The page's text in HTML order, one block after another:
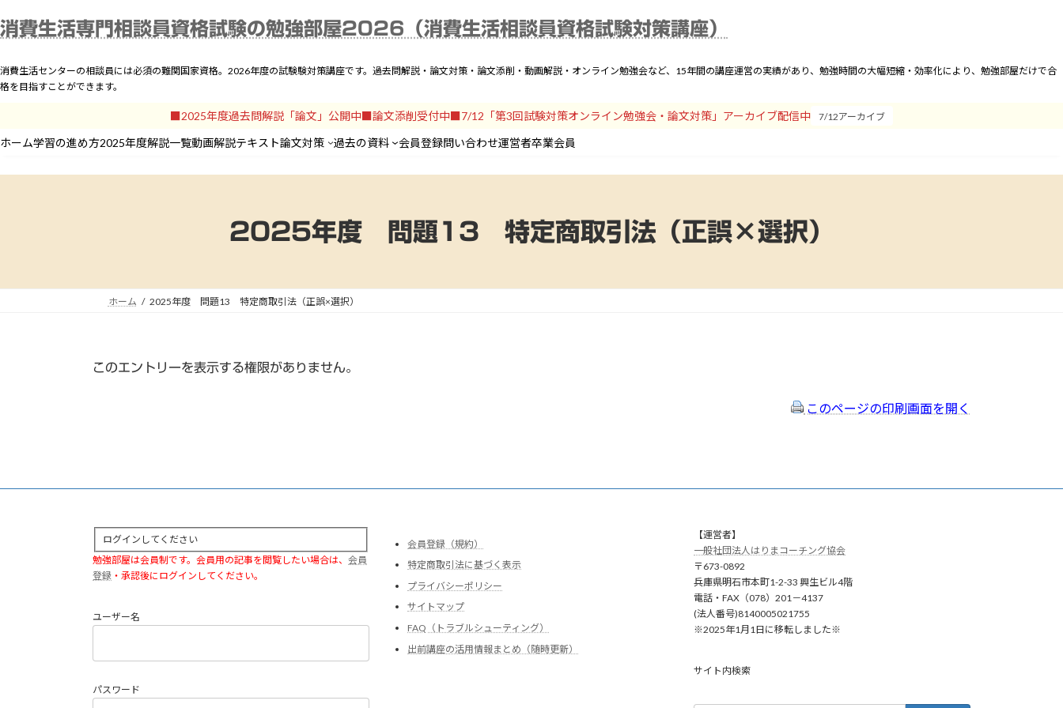
ン
ン
ツ
キ
プ
ビ
ー
シ
に
動
消費生活専門相談員資格試験の勉強部屋2026（消費生活相談員資格試験対策講座）
消費生活センターの相談員には必須の難関国家資格。2026年度の試験験対策講座です。過去問解説・論文対策・論文添削・動画解説・オンライン勉強会など、15年間の講座運営の実績があり、勉強時間の大幅短縮・効率化により、勉強部屋だけで合
格を目指すことができます。
■2025年度過去問解説「論文」公開中■論文添削受付中■7/12「第3回試験対策オンライン勉強会・論文対策」アーカイブ配信中 7/12アーカイブ
ホーム学習の進め方2025年度解説一覧動画解説テキスト論文対策 過去の資料 会員登録問い合わせ運営者卒業会員
2025年度 問題13 特定商取引法（正誤×選択）
ホーム 2025年度 問題13 特定商取引法（正誤×選択）
このエントリーを表示する権限がありません。
このページの印刷画面を開く
ログインしてください
勉強部屋は会員制です。会員用の記事を閲覧したい場合は、 会員
登録 ・承認後にログインしてください。
ユーザー名
パスワード
会員登録（規約）
特定商取引法に基づく表示
プライバシーポリシー
サイトマップ
FAQ（トラブルシューティング）
出前講座の活用情報まとめ（随時更新）
【運営者】
一般社団法人はりまコーチング協会
〒673-0892
兵庫県明石市本町1-2-33 興生ビル4階
電話・FAX（078）201－4137
(法人番号)8140005021755
※2025年1月1日に移転しました※
サイト内検索